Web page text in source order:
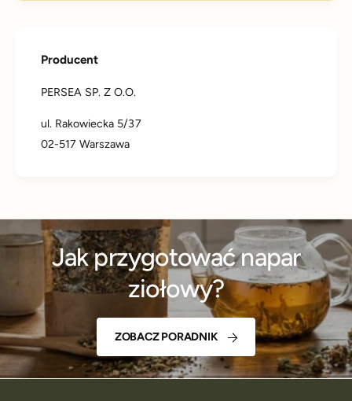
Producent
PERSEA SP. Z O.O.
ul. Rakowiecka 5/37
02-517 Warszawa
Jak przygotować napar
ziołowy?
ZOBACZ PORADNIK